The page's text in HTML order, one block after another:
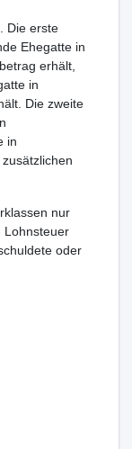
Die erste
Ehegatte in
erhält,
in
Die zweite
in
nur
Lohnsteuer
oder